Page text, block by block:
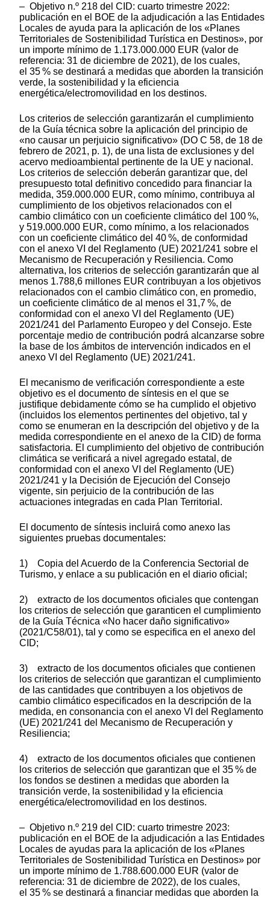
– Objetivo n.º 218 del CID: cuarto trimestre 2022:
publicación en el BOE de la adjudicación a las Entidades
Locales de ayuda para la aplicación de los «Planes
Territoriales de Sostenibilidad Turística en Destinos», por
un importe mínimo de 1.173.000.000 EUR (valor de
referencia: 31 de diciembre de 2021), de los cuales,
el 35 % se destinará a medidas que aborden la transición
verde, la sostenibilidad y la eficiencia
energética/electromovilidad en los destinos.
Los criterios de selección garantizarán el cumplimiento
de la Guía técnica sobre la aplicación del principio de
«no causar un perjuicio significativo» (DO C 58, de 18 de
febrero de 2021, p. 1), de una lista de exclusiones y del
acervo medioambiental pertinente de la UE y nacional.
Los criterios de selección deberán garantizar que, del
presupuesto total definitivo concedido para financiar la
medida, 359.000.000 EUR, como mínimo, contribuya al
cumplimiento de los objetivos relacionados con el
cambio climático con un coeficiente climático del 100 %,
y 519.000.000 EUR, como mínimo, a los relacionados
con un coeficiente climático del 40 %, de conformidad
con el anexo VI del Reglamento (UE) 2021/241 sobre el
Mecanismo de Recuperación y Resiliencia. Como
alternativa, los criterios de selección garantizarán que al
menos 1.788,6 millones EUR contribuyan a los objetivos
relacionados con el cambio climático con, en promedio,
un coeficiente climático de al menos el 31,7 %, de
conformidad con el anexo VI del Reglamento (UE)
2021/241 del Parlamento Europeo y del Consejo. Este
porcentaje medio de contribución podrá alcanzarse sobre
la base de los ámbitos de intervención indicados en el
anexo VI del Reglamento (UE) 2021/241.
El mecanismo de verificación correspondiente a este
objetivo es el documento de síntesis en el que se
justifique debidamente cómo se ha cumplido el objetivo
(incluidos los elementos pertinentes del objetivo, tal y
como se enumeran en la descripción del objetivo y de la
medida correspondiente en el anexo de la CID) de forma
satisfactoria. El cumplimiento del objetivo de contribución
climática se verificará a nivel agregado estatal, de
conformidad con el anexo VI del Reglamento (UE)
2021/241 y la Decisión de Ejecución del Consejo
vigente, sin perjuicio de la contribución de las
actuaciones integradas en cada Plan Territorial.
El documento de síntesis incluirá como anexo las
siguientes pruebas documentales:
1) Copia del Acuerdo de la Conferencia Sectorial de
Turismo, y enlace a su publicación en el diario oficial;
2) extracto de los documentos oficiales que contengan
los criterios de selección que garanticen el cumplimiento
de la Guía Técnica «No hacer daño significativo»
(2021/C58/01), tal y como se especifica en el anexo del
CID;
3) extracto de los documentos oficiales que contienen
los criterios de selección que garantizan el cumplimiento
de las cantidades que contribuyen a los objetivos de
cambio climático especificados en la descripción de la
medida, en consonancia con el anexo VI del Reglamento
(UE) 2021/241 del Mecanismo de Recuperación y
Resiliencia;
4) extracto de los documentos oficiales que contienen
los criterios de selección que garantizan que el 35 % de
los fondos se destinen a medidas que aborden la
transición verde, la sostenibilidad y la eficiencia
energética/electromovilidad en los destinos.
– Objetivo n.º 219 del CID: cuarto trimestre 2023:
publicación en el BOE de la adjudicación a las Entidades
Locales de ayudas para la aplicación de los «Planes
Territoriales de Sostenibilidad Turística en Destinos» por
un importe mínimo de 1.788.600.000 EUR (valor de
referencia: 31 de diciembre de 2022), de los cuales,
el 35 % se destinará a financiar medidas que aborden la